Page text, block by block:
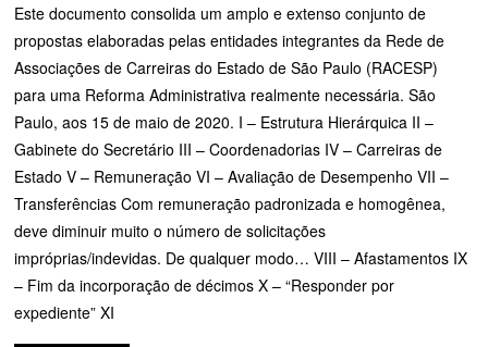
Este documento consolida um amplo e extenso conjunto de
propostas elaboradas pelas entidades integrantes da Rede de
Associações de Carreiras do Estado de São Paulo (RACESP)
para uma Reforma Administrativa realmente necessária. São
Paulo, aos 15 de maio de 2020. I – Estrutura Hierárquica II –
Gabinete do Secretário III – Coordenadorias IV – Carreiras de
Estado V – Remuneração VI – Avaliação de Desempenho VII –
Transferências Com remuneração padronizada e homogênea,
deve diminuir muito o número de solicitações
impróprias/indevidas. De qualquer modo… VIII – Afastamentos IX
– Fim da incorporação de décimos X – “Responder por
expediente” XI